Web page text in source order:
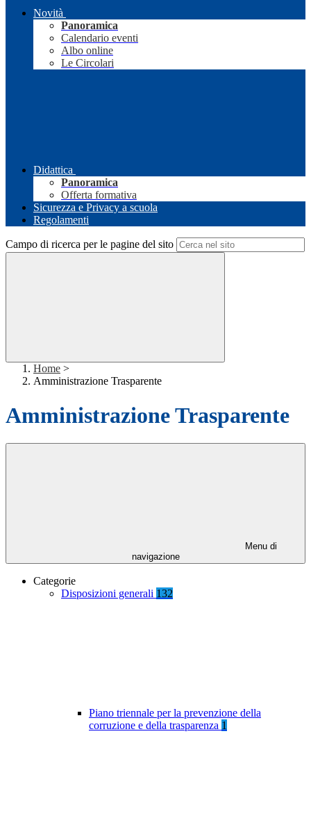
Novità
Panoramica
Calendario eventi
Albo online
Le Circolari
Didattica
Panoramica
Offerta formativa
Sicurezza e Privacy a scuola
Regolamenti
Campo di ricerca per le pagine del sito
Home >
Amministrazione Trasparente
Amministrazione Trasparente
Menu di
navigazione
Categorie
Disposizioni generali 132
Piano triennale per la prevenzione della
corruzione e della trasparenza 1